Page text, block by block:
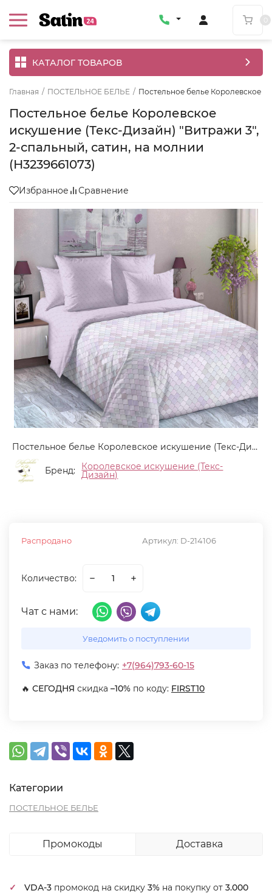
КАТАЛОГ ТОВАРОВ
Главная / ПОСТЕЛЬНОЕ БЕЛЬЕ / Постельное белье Королевское
Постельное белье Королевское
искушение (Текс-Дизайн) "Витражи 3",
2-спальный, сатин, на молнии
(Н3239661073)
Избранное Сравнение
Постельное белье Королевское искушение (Текс-Дизайн) "Витражи 3", 2-спальный, сатин, на молнии (Н3239661073)
Бренд: Королевское искушение (Текс-
Дизайн)
Артикул: D-214106
Распродано
Количество:
Чат с нами:
Уведомить о поступлении
Заказ по телефону: +7(964)793-60-15
🔥 СЕГОДНЯ скидка –10% по коду: FIRST10
Категории
ПОСТЕЛЬНОЕ БЕЛЬЕ
Промокоды Доставка
VDA-3 промокод на скидку 3% на покупку от 3.000